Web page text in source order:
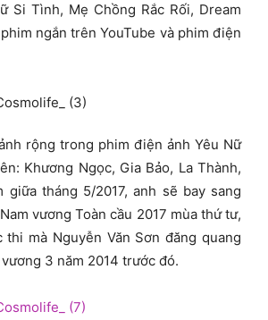
Si Tình, Mẹ Chồng Rắc Rối, Dream
ngắn trên YouTube và phim điện
rộng trong phim điện ảnh Yêu Nữ
Khương Ngọc, Gia Bảo, La Thành,
tháng 5/2017, anh sẽ bay sang
vương Toàn cầu 2017 mùa thứ tư,
mà Nguyễn Văn Sơn đăng quang
3 năm 2014 trước đó.